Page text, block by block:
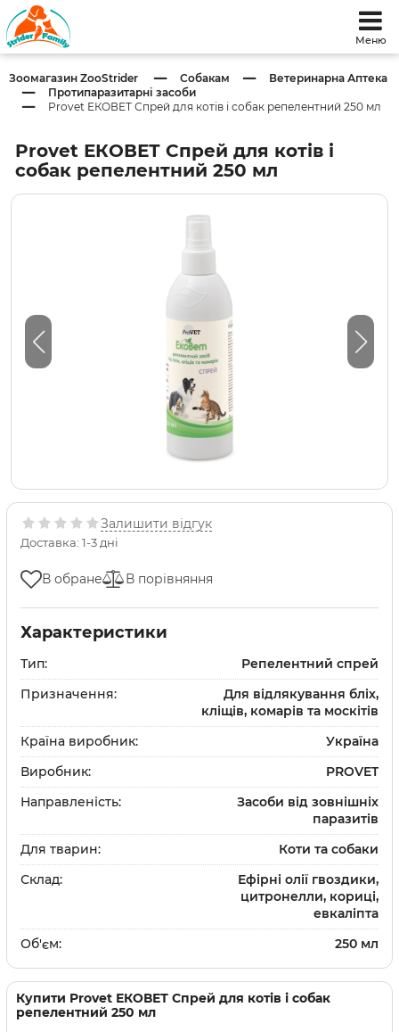
Меню
Зоомагазин ZooStrider Собакам
Ветеринарна Аптека
Протипаразитарні засоби
Provet ЕКОВЕТ Спрей для котів і собак репелентний 250 мл
Provet ЕКОВЕТ Спрей для котів і
собак репелентний 250 мл
Залишити відгук
Доставка: 1-3 дні
В обране В порівняння
Характеристики
Тип:
Репелентний спрей
Призначення:
Для відлякування бліх,
кліщів, комарів та москітів
Країна виробник:
Україна
Виробник:
PROVET
Направленість:
Засоби від зовнішніх
паразитів
Для тварин:
Коти та собаки
Склад:
Ефірні олії гвоздики,
цитронелли, кориці,
евкаліпта
Об'єм:
250 мл
Купити Provet ЕКОВЕТ Спрей для котів і собак
репелентний 250 мл